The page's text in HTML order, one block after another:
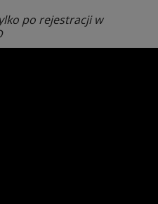
po rejestracji w